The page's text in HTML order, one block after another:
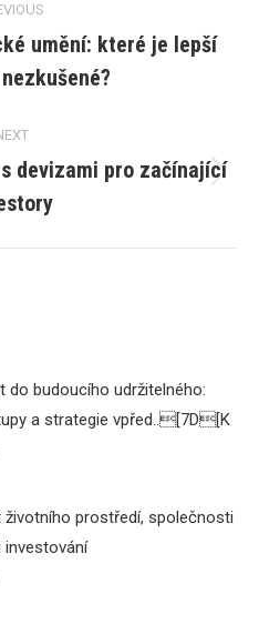
Previous
post:
umění: které je lepší
post:
devizami pro začínající
do budoucího udržitelného:
a strategie vpřed..[7D[K
životního prostředí, společnosti
investování